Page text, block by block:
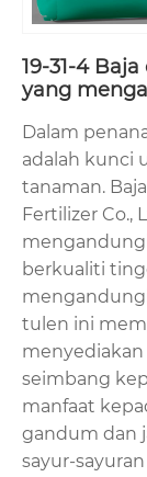
19-31-4
yang
Dalam
adalah kunci
tanaman.
Fertilizer Co.,
berkualiti
tulen ini
seimbang
manfaat
gandum dan
sayur-